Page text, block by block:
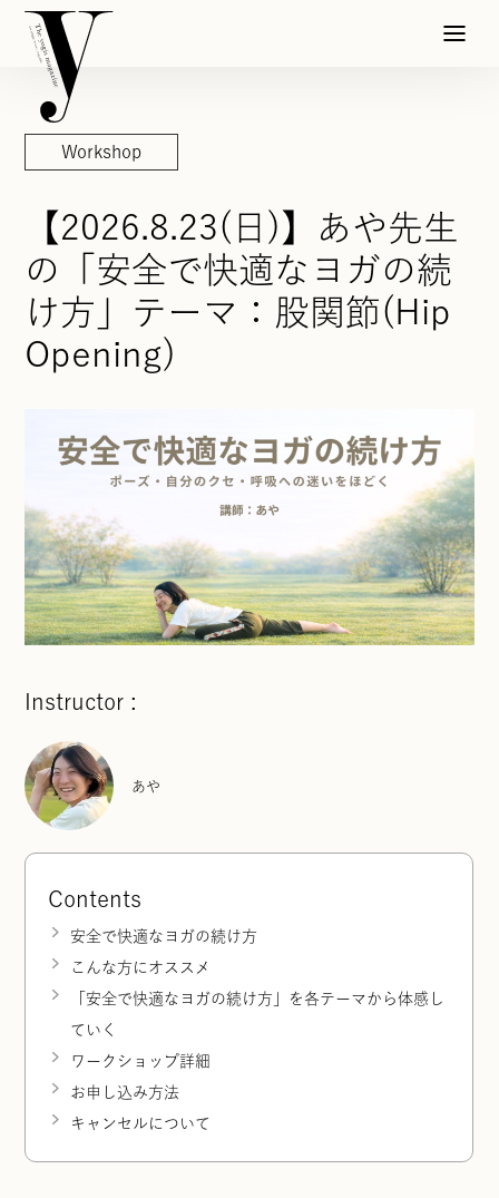
Workshop
【2026.8.23(日)】あや先生
の「安全で快適なヨガの続
け方」テーマ：股関節(Hip
Opening)
Instructor :
あや
Contents
安全で快適なヨガの続け方
こんな方にオススメ
「安全で快適なヨガの続け方」を各テーマから体感し
ていく
ワークショップ詳細
お申し込み方法
キャンセルについて